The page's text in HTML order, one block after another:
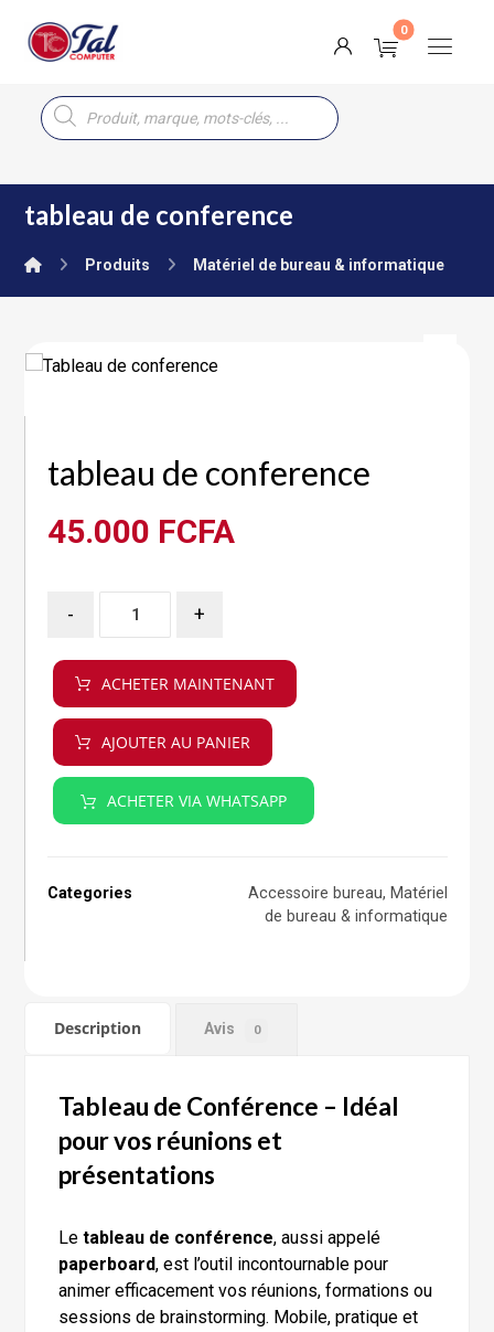
tableau de conference
Produits Matériel de bureau & informatique
tableau de conference
45.000 FCFA
- +
ACHETER MAINTENANT
AJOUTER AU PANIER
ACHETER VIA WHATSAPP
Categories Accessoire bureau, Matériel
de bureau & informatique
Description Avis 0
Tableau de Conférence – Idéal
pour vos réunions et
présentations
Letableau de conférence, aussi appelé
paperboard, est l’outil incontournable pour
animer efficacement vos réunions, formations ou
sessions de brainstorming. Mobile, pratique et